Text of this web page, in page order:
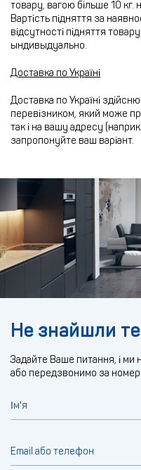
товару, вагою більше 10 кг.
Вартість підняття за
відсутності підняття
ындивыдуально.
Доставка по Україні
Доставка по Україні
перевізником, який може
так і на вашу адресу
запропонуйте ваш варіант.
Не знайшли
Задайте Ваше питання, і ми
або передзвонимо за
Ім'я
Email або телефон